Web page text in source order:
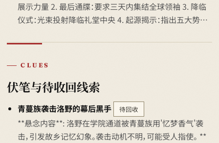
展示力量 2. 最后通牒：要求三天内集结全球领袖 3. 降临
仪式：光束投射降临礼堂中央 4. 起源揭示：指出五大势…
CLUES
伏笔与待收回线索
青蔓族袭击洛野的幕后黑手 待回收
**悬念内容**: 洛野在学院通道被青蔓族用'忆梦香气'袭
击，引发故乡记忆幻象。袭击动机不明，可能受人指使。 **